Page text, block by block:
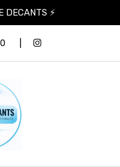
DECANTS ⚡